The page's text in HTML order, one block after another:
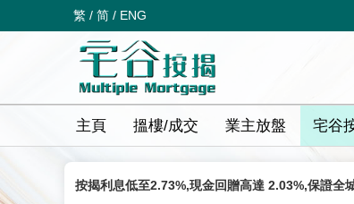
繁 / 简 / ENG
主頁 搵樓/成交 業主放盤 宅谷
按揭利息低至2.73%,現金回贈高達 2.03%,保證全